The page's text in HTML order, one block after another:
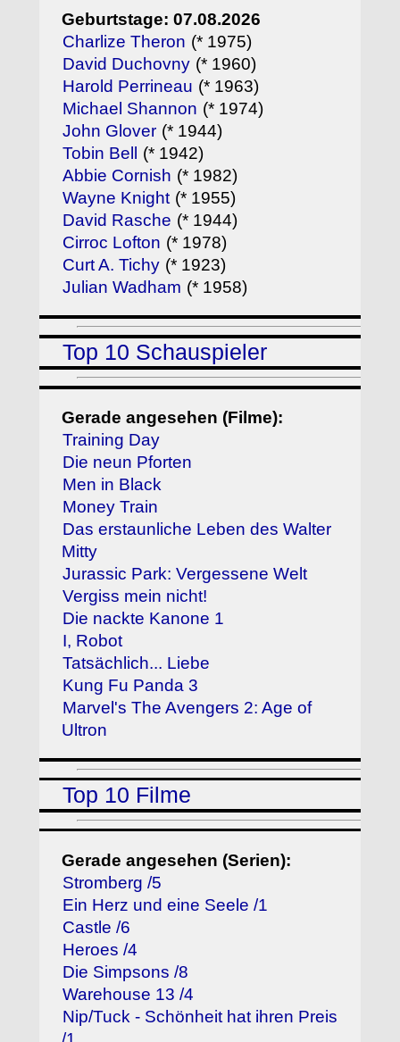
Geburtstage: 07.08.2026
Charlize Theron (* 1975)
David Duchovny (* 1960)
Harold Perrineau (* 1963)
Michael Shannon (* 1974)
John Glover (* 1944)
Tobin Bell
(* 1942)
Abbie Cornish (* 1982)
Wayne Knight (* 1955)
David Rasche (* 1944)
Cirroc Lofton (* 1978)
Curt A. Tichy (* 1923)
Julian Wadham (* 1958)
Top 10 Schauspieler
Gerade angesehen (Filme):
Training Day
Die neun Pforten
Men in Black
Money Train
Das erstaunliche Leben des Walter
Mitty
Jurassic Park: Vergessene Welt
Vergiss mein nicht!
Die nackte Kanone 1
I, Robot
Tatsächlich... Liebe
Kung Fu Panda 3
Marvel's The Avengers 2: Age of
Ultron
Top 10 Filme
Gerade angesehen (Serien):
Stromberg /5
Ein Herz und eine Seele /1
Castle /6
Heroes /4
Die Simpsons /8
Warehouse 13 /4
Nip/Tuck - Schönheit hat ihren Preis